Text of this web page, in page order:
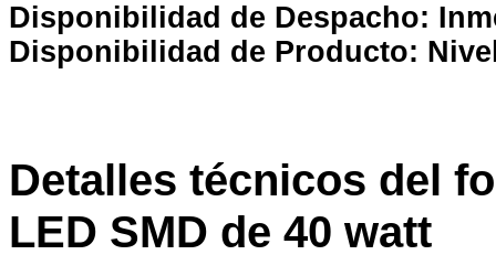
Disponibilidad de Despacho:
Disponibilidad de Producto:
Detalles técnicos del
LED SMD de 40 watt